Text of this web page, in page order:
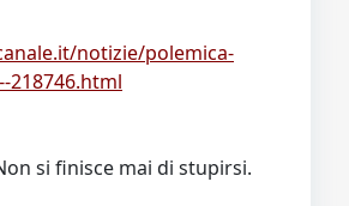
notizie/polemica-
218746.html
si finisce mai di stupirsi.